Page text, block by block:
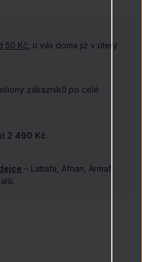
50 Kč , u vás doma již v úterý
zákazníků po celé
2 490 Kč.
– Lattafa, Afnan, Armaf,